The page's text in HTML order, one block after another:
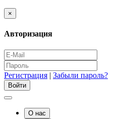
×
Авторизация
Регистрация | Забыли пароль?
О нас